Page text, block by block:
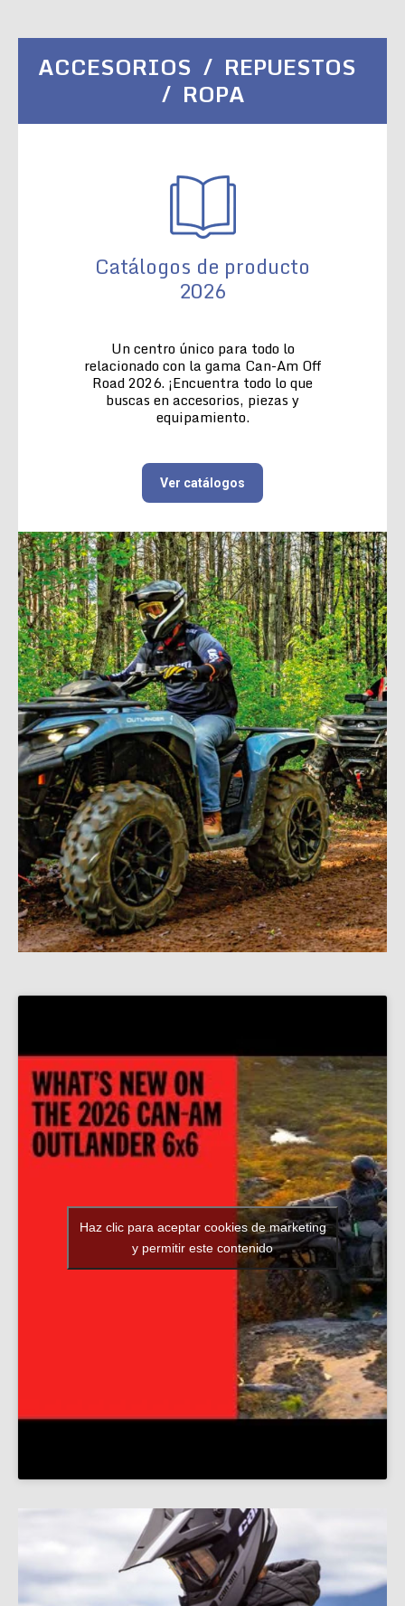
ACCESORIOS / REPUESTOS
/ ROPA
Catálogos de producto
2026
Un centro único para todo lo
relacionado con la gama Can-Am Off
Road 2026. ¡Encuentra todo lo que
buscas en accesorios, piezas y
equipamiento.
Ver catálogos
Haz clic para aceptar cookies de marketing
y permitir este contenido